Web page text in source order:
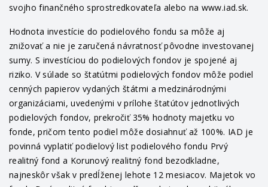
svojho finančného sprostredkovateľa alebo na www.iad.sk.
Hodnota investície do podielového fondu sa môže aj
znižovať a nie je zaručená návratnosť pôvodne investovanej
sumy. S investíciou do podielových fondov je spojené aj
riziko. V súlade so štatútmi podielových fondov môže podiel
cenných papierov vydaných štátmi a medzinárodnými
organizáciami, uvedenými v prílohe štatútov jednotlivých
podielových fondov, prekročiť 35% hodnoty majetku vo
fonde, pričom tento podiel môže dosiahnuť až 100%. IAD je
povinná vyplatiť podielový list podielového fondu Prvý
realitný fond a Korunový realitný fond bezodkladne,
najneskôr však v predĺženej lehote 12 mesiacov. Majetok vo